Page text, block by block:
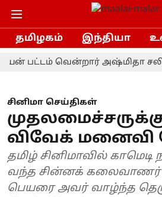
தமிழகம் இந்தியா
வென்றார் அஷ்மிதா சலிஹா
சினிமா செய்திகள்
விவேக் மனைவி
தமிழ் சினிமாவில் காமெடி
வந்த சின்னக் கலைவாணர்
பெயரை அவர் வாழ்ந்த